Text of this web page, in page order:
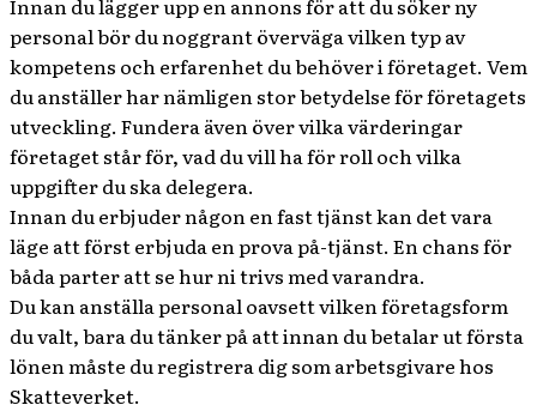
Innan du lägger upp en annons för att du söker ny
personal bör du noggrant överväga vilken typ av
kompetens och erfarenhet du behöver i företaget. Vem
du anställer har nämligen stor betydelse för företagets
utveckling. Fundera även över vilka värderingar
företaget står för, vad du vill ha för roll och vilka
uppgifter du ska delegera.
Innan du erbjuder någon en fast tjänst kan det vara
läge att först erbjuda en prova på-tjänst. En chans för
båda parter att se hur ni trivs med varandra.
Du kan anställa personal oavsett vilken företagsform
du valt, bara du tänker på att innan du betalar ut första
lönen måste du registrera dig som arbetsgivare hos
Skatteverket.